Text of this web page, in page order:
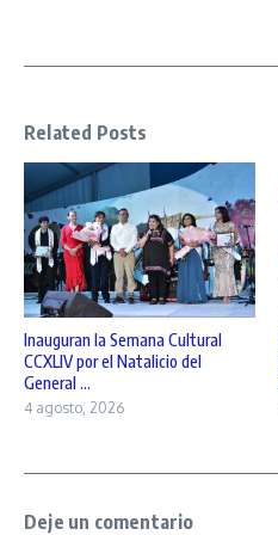
Related Posts
Inauguran la Semana Cultural
CCXLIV por el Natalicio del
General ...
4 agosto, 2026
Deje un comentario